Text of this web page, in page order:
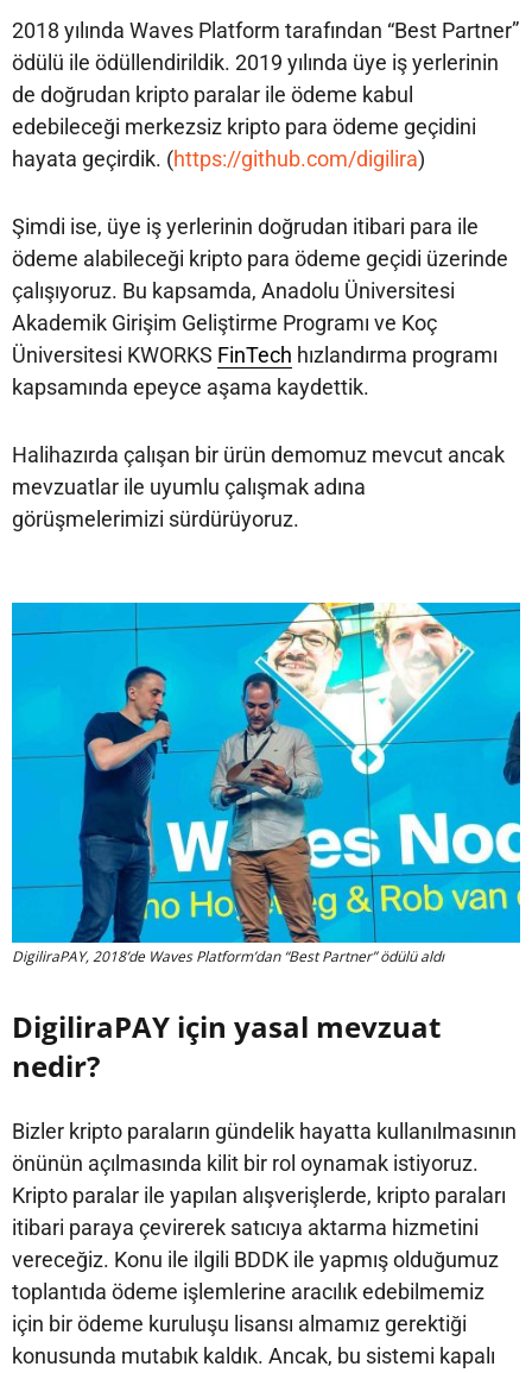
2018 yılında Waves Platform tarafından “Best Partner”
ödülü ile ödüllendirildik. 2019 yılında üye iş yerlerinin
de doğrudan kripto paralar ile ödeme kabul
edebileceği merkezsiz kripto para ödeme geçidini
hayata geçirdik. (https://github.com/digilira)
Şimdi ise, üye iş yerlerinin doğrudan itibari para ile
ödeme alabileceği kripto para ödeme geçidi üzerinde
çalışıyoruz. Bu kapsamda, Anadolu Üniversitesi
Akademik Girişim Geliştirme Programı ve Koç
Üniversitesi KWORKS FinTech hızlandırma programı
kapsamında epeyce aşama kaydettik.
Halihazırda çalışan bir ürün demomuz mevcut ancak
mevzuatlar ile uyumlu çalışmak adına
görüşmelerimizi sürdürüyoruz.
DigiliraPAY, 2018’de Waves Platform’dan “Best Partner” ödülü aldı
DigiliraPAY için yasal mevzuat
nedir?
Bizler kripto paraların gündelik hayatta kullanılmasının
önünün açılmasında kilit bir rol oynamak istiyoruz.
Kripto paralar ile yapılan alışverişlerde, kripto paraları
itibari paraya çevirerek satıcıya aktarma hizmetini
vereceğiz. Konu ile ilgili BDDK ile yapmış olduğumuz
toplantıda ödeme işlemlerine aracılık edebilmemiz
için bir ödeme kuruluşu lisansı almamız gerektiği
konusunda mutabık kaldık. Ancak, bu sistemi kapalı